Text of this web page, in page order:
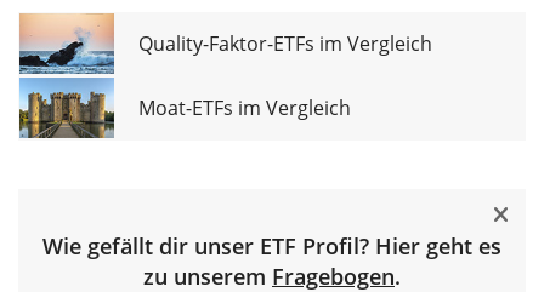
Quality-Faktor-ETFs im Vergleich
Moat-ETFs im Vergleich
Wie gefällt dir unser ETF Profil? Hier geht es
zu unserem Fragebogen.